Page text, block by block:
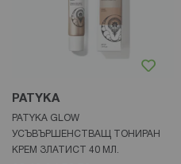
PATYKA
PATYKA GLOW
УСЪВЪРШЕНСТВАЩ ТОНИРАН
КРЕМ ЗЛАТИСТ 40 МЛ.